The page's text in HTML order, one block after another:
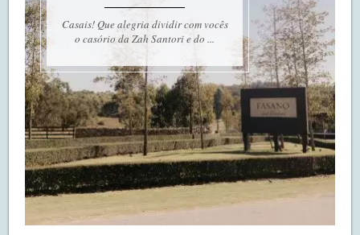
Casais! Que alegria dividir com vocês
o casório da Zah Santori e do ...